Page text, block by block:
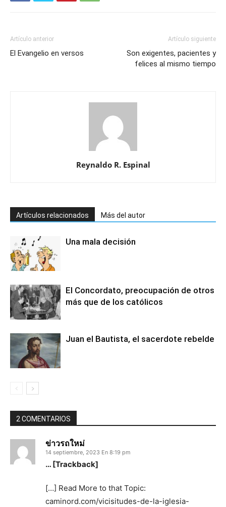
Artículo anterior
El Evangelio en versos
Artículo siguiente
Son exigentes, pacientes y
felices al mismo tiempo
Reynaldo R. Espinal
Artículos relacionados Más del autor
Una mala decisión
El Concordato, preocupación de otros
más que de los católicos
Juan el Bautista, el sacerdote rebelde
2 COMENTARIOS
ข่าวรถใหม่
14 septiembre, 2023 En 8:19 pm
… [Trackback]
[…] Read More to that Topic:
caminord.com/vicisitudes-de-la-iglesia-